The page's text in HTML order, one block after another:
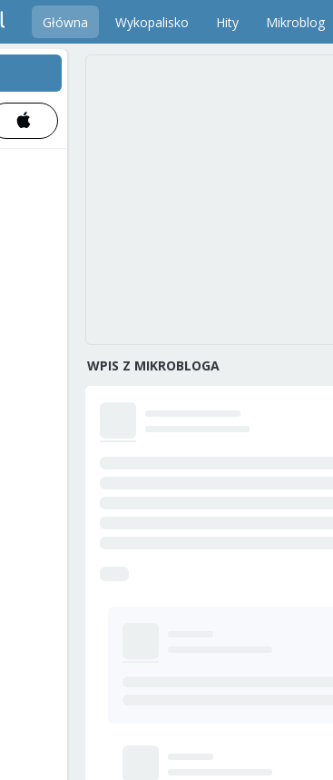
Główna Wykopalisko Hity Mikroblog
WPIS Z MIKROBLOGA